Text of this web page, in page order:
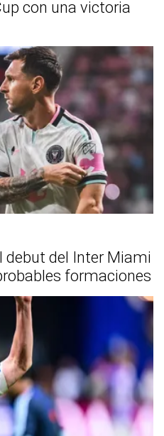
con una victoria
debut del Inter Miami
formaciones